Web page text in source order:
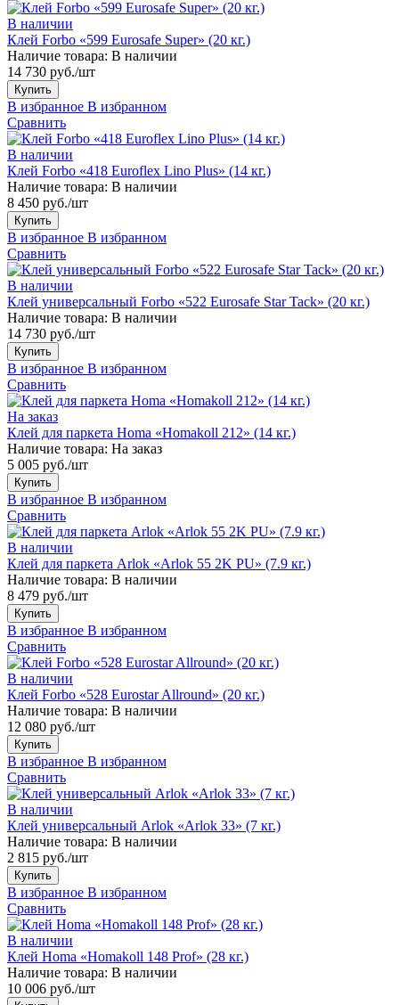
В наличии
Клей Forbo «599 Eurosafe Super» (20 кг.)
Наличие товара: В наличии
14 730 руб./шт
Купить
В избранное В избранном
Сравнить
В наличии
Клей Forbo «418 Euroflex Lino Plus» (14 кг.)
Наличие товара: В наличии
8 450 руб./шт
Купить
В избранное В избранном
Сравнить
В наличии
Клей универсальный Forbo «522 Eurosafe Star Tack» (20 кг.)
Наличие товара: В наличии
14 730 руб./шт
Купить
В избранное В избранном
Сравнить
На заказ
Клей для паркета Homa «Homakoll 212» (14 кг.)
Наличие товара: На заказ
5 005 руб./шт
Купить
В избранное В избранном
Сравнить
В наличии
Клей для паркета Arlok «Arlok 55 2K PU» (7.9 кг.)
Наличие товара: В наличии
8 479 руб./шт
Купить
В избранное В избранном
Сравнить
В наличии
Клей Forbo «528 Eurostar Allround» (20 кг.)
Наличие товара: В наличии
12 080 руб./шт
Купить
В избранное В избранном
Сравнить
В наличии
Клей универсальный Arlok «Arlok 33» (7 кг.)
Наличие товара: В наличии
2 815 руб./шт
Купить
В избранное В избранном
Сравнить
В наличии
Клей Homa «Homakoll 148 Prof» (28 кг.)
Наличие товара: В наличии
10 006 руб./шт